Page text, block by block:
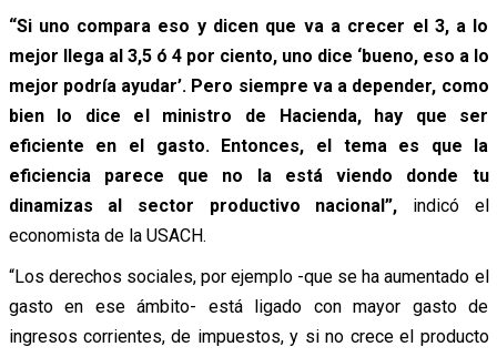
“Si uno compara eso y dicen que va a crecer el 3, a lo
mejor llega al 3,5 ó 4 por ciento, uno dice ‘bueno, eso a lo
mejor podría ayudar’. Pero siempre va a depender, como
bien lo dice el ministro de Hacienda, hay que ser
eficiente en el gasto. Entonces, el tema es que la
eficiencia parece que no la está viendo donde tu
dinamizas al sector productivo nacional”, indicó el
economista de la USACH.
“Los derechos sociales, por ejemplo -que se ha aumentado el
gasto en ese ámbito- está ligado con mayor gasto de
ingresos corrientes, de impuestos, y si no crece el producto